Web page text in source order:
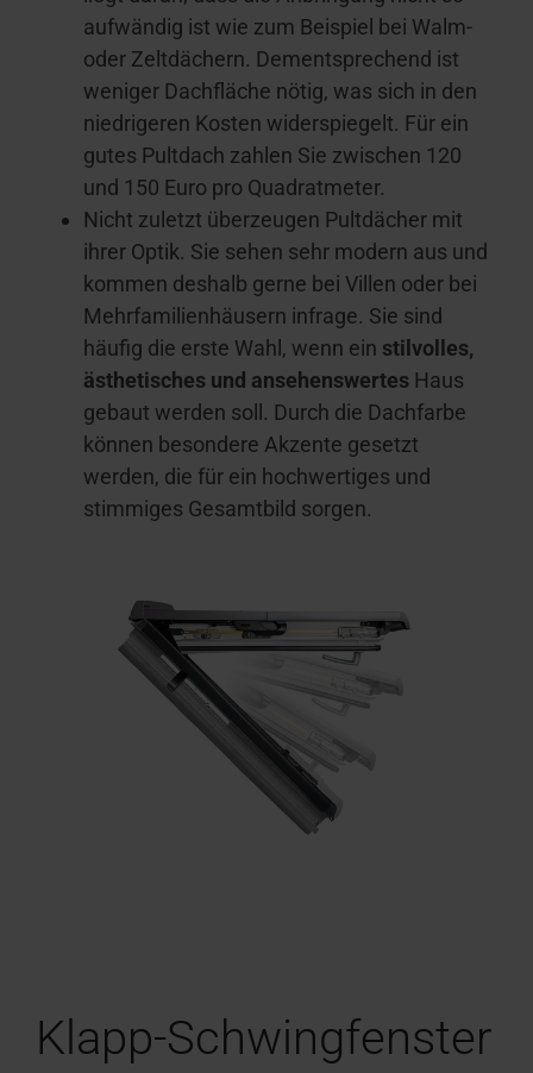
aufwändig ist wie zum Beispiel bei Walm-
oder Zeltdächern. Dementsprechend ist
weniger Dachfläche nötig, was sich in den
niedrigeren Kosten widerspiegelt. Für ein
gutes Pultdach zahlen Sie zwischen 120
und 150 Euro pro Quadratmeter.
Nicht zuletzt überzeugen Pultdächer mit
ihrer Optik. Sie sehen sehr modern aus und
kommen deshalb gerne bei Villen oder bei
Mehrfamilienhäusern infrage. Sie sind
häufig die erste Wahl, wenn ein stilvolles,
ästhetisches und ansehenswertes Haus
gebaut werden soll. Durch die Dachfarbe
können besondere Akzente gesetzt
werden, die für ein hochwertiges und
stimmiges Gesamtbild sorgen.
Klapp-Schwingfenster